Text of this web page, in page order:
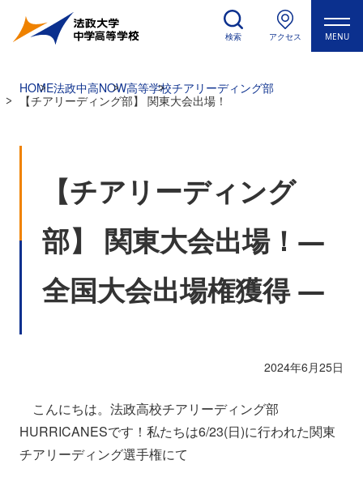
検索 アクセス MENU
HOME法政中高NOW高等学校チアリーディング部
【チアリーディング部】 関東大会出場！
【チアリーディング
部】 関東大会出場！―
全国大会出場権獲得 ―
2024年6月25日
こんにちは。法政高校チアリーディング部
HURRICANESです！私たちは6/23(日)に行われた関東
チアリーディング選手権にて